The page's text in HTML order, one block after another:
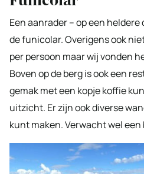
Een aanrader – op een
de funicolar. Overigens ook
per persoon maar wij vonden
Boven op de berg is ook een
gemak met een kopje koffie
uitzicht. Er zijn ook diverse
kunt maken. Verwacht wel